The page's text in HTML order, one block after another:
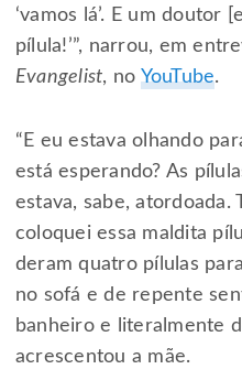
‘vamos lá’. E um doutor
pílula!’”, narrou, em
Evangelist, no YouTube.
“E eu estava olhando
está esperando? As
estava, sabe, atordoada.
coloquei essa maldita
deram quatro pílulas
no sofá e de repente
banheiro e literalmente
acrescentou a mãe.